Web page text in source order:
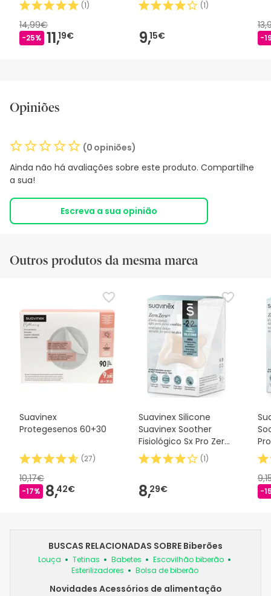
(1)
14,99€
-25% 11,19€
(1)
9,15€ -
Opiniões
(0 opiniões)
Ainda não há avaliações sobre este produto. Compartilhe
a sua!
Escreva a sua opinião
Outros produtos da mesma marca
Suavinex
Protegesenos 60+30
(27)
10,17€
-17% 8,42€
Suavinex Silicone
Suavinex Soother
Fisiológico Sx Pro Zero
2m 1 peça
(1)
8,29€ -
BUSCAS RELACIONADAS SOBRE Biberões
Louça Tetinas Babetes
Escovilhão biberão
Esterilizadores
Bolsa de biberão
Novidades Acessórios de alimentação